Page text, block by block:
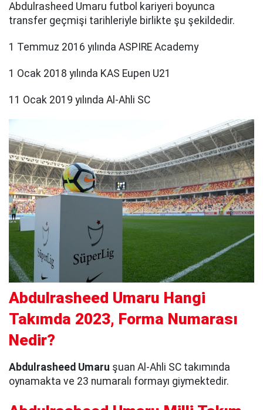
Abdulrasheed Umaru futbol kariyeri boyunca
transfer geçmişi tarihleriyle birlikte şu şekildedir.
1 Temmuz 2016 yılında ASPIRE Academy
1 Ocak 2018 yılında KAS Eupen U21
11 Ocak 2019 yılında Al-Ahli SC
Abdulrasheed Umaru Hangi
Takımda 2023, Forma Numarası
Nedir?
Abdulrasheed Umaru şuan Al-Ahli SC takımında
oynamakta ve 23 numaralı formayı giymektedir.